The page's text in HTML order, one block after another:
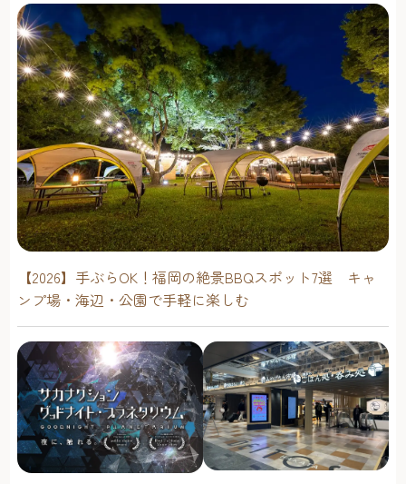
【2026】手ぶらOK！福岡の絶景BBQスポット7選 キャ
ンプ場・海辺・公園で手軽に楽しむ